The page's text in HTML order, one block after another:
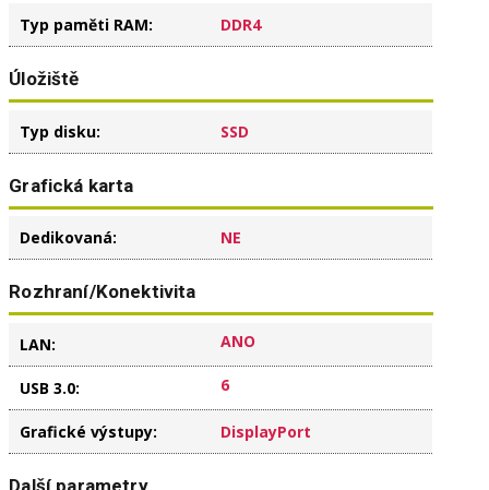
Typ paměti RAM: DDR4
Úložiště
Typ disku: SSD
Grafická karta
Dedikovaná: NE
Rozhraní/Konektivita
LAN: ANO
USB 3.0: 6
Grafické výstupy: DisplayPort
Další parametry